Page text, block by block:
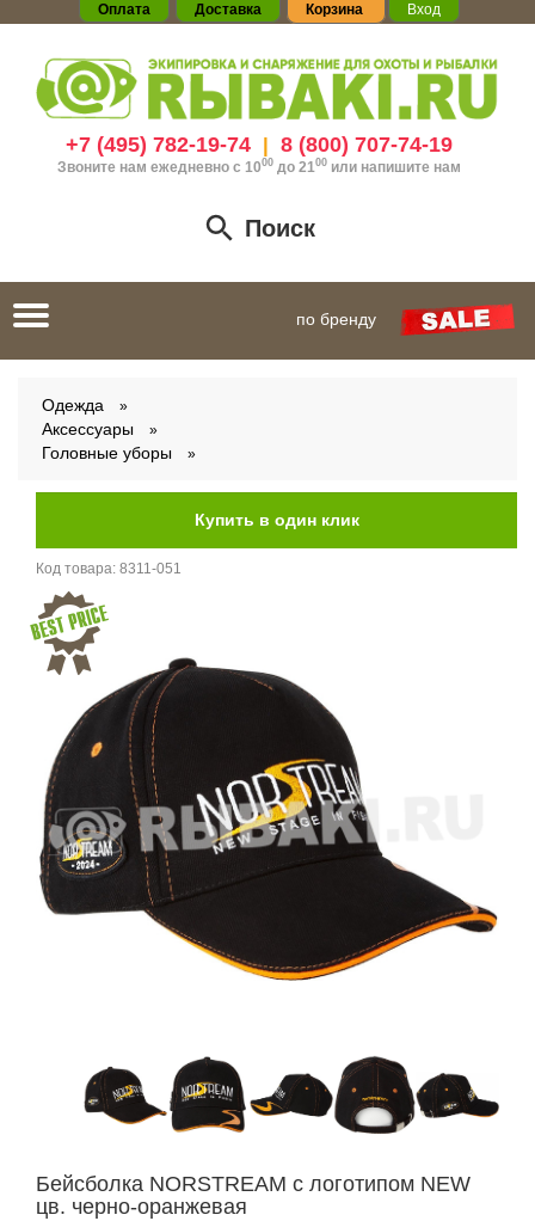
Оплата Доставка Корзина Вход
+7 (495) 782-19-74| 8 (800) 707-74-19
Звоните нам ежедневно с 1000до 21 00 или напишите нам
Поиск
Toggle
navigation
по бренду
Одежда
Аксессуары
Головные уборы
Код товара: 8311-051
Бейсболка NORSTREAM с логотипом NEW
цв. черно-оранжевая